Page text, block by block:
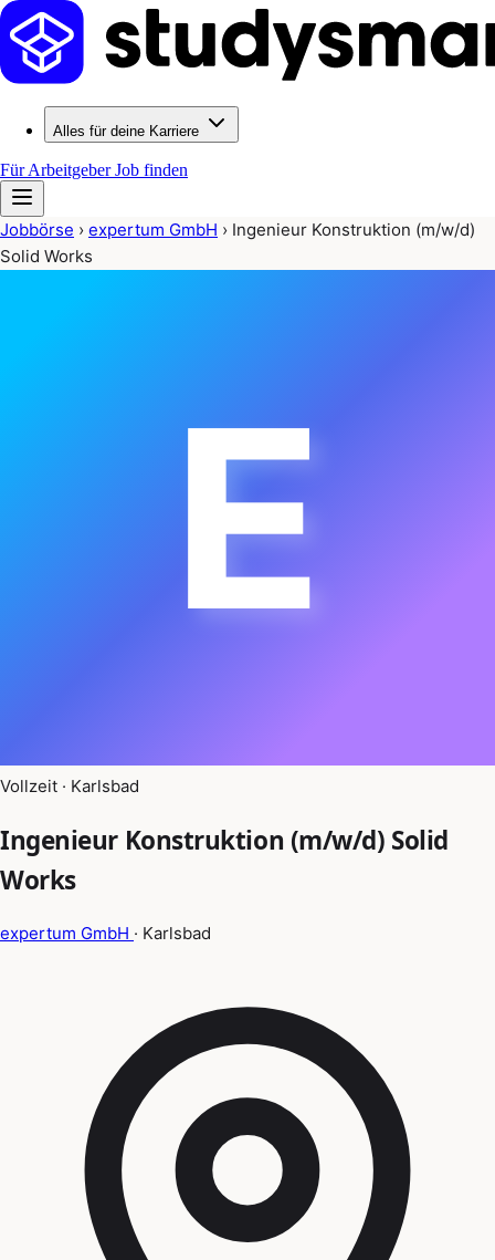
Alles für deine Karriere
Für ArbeitgeberJob finden
Jobbörse › expertum GmbH › Ingenieur Konstruktion (m/w/d)
Solid Works
E
Vollzeit · Karlsbad
Ingenieur Konstruktion (m/w/d) Solid
Works
expertum GmbH · Karlsbad